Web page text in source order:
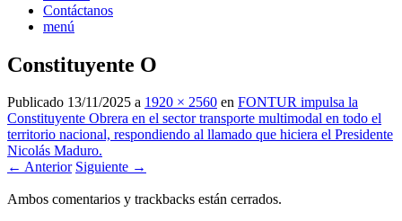
Contáctanos
menú
Constituyente O
Publicado 13/11/2025 a 1920 × 2560 en FONTUR impulsa la
Constituyente Obrera en el sector transporte multimodal en todo el
territorio nacional, respondiendo al llamado que hiciera el Presidente
Nicolás Maduro.
← Anterior Siguiente →
Ambos comentarios y trackbacks están cerrados.